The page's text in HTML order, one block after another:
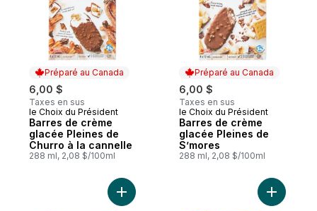
Préparé au Canada
6,00 $
Taxes en sus
Préparé au Canada
le Choix du Président
Barres de crème
glacée Pleines de
Churro à la cannelle
288 ml, 2,08 $/100ml
Préparé au Canada
6,00 $
Taxes en sus
Préparé au Canada
le Choix du Président
Barres de crème
glacée Pleines de
S’mores
288 ml, 2,08 $/100ml
Ajouter Pains Brioche pur beurre auAjouter